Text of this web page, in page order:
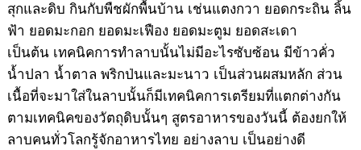
สุกและดิบ กินกับพืชผักพื้นบ้าน เช่นแตงกวา ยอดกระถิน ลิ้น
ฟ้า ยอดมะกอก ยอดมะเฟือง ยอดมะตูม ยอดสะเดา
เป็นต้น เทคนิคการทำลาบนั้นไม่มีอะไรซับซ้อน มีข้าวคั่ว
น้ำปลา น้ำตาล พริกป่นและมะนาว เป็นส่วนผสมหลัก ส่วน
เนื้อที่จะมาใส่ในลาบนั้นก็มีเทคนิคการเตรียมที่แตกต่างกัน
ตามเทคนิคของวัตถุดิบนั้นๆ สูตรอาหารของวันนี้ ต้องยกให้
ลาบคนทั่วโลกรู้จักอาหารไทย อย่างลาบ เป็นอย่างดี